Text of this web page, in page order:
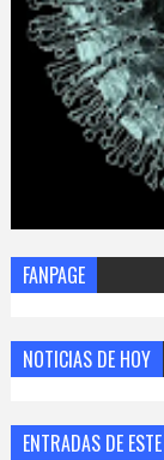
FANPAGE
NOTICIAS DE HOY
ENTRADAS DE